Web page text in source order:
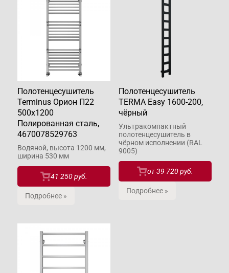
Полотенцесушитель
Terminus Орион П22
500х1200
Полированная сталь,
4670078529763
Водяной, высота 1200 мм,
ширина 530 мм
41 250 руб.
Подробнее »
Полотенцесушитель
TERMA Easy 1600-200,
чёрный
Ультракомпактный
полотенцесушитель в
чёрном исполнении (RAL
9005)
от39 720 руб.
Подробнее »